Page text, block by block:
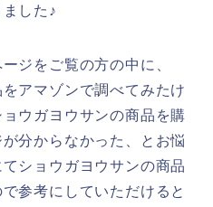
した♪
ジをご覧の方の中に、
アマゾンで調べてみたけ
ウガヨウサンの商品を購
分からなかった、とお悩
ショウガヨウサンの商品
参考にしていただけると